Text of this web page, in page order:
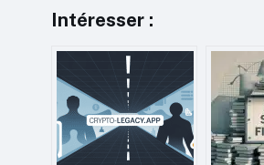
Intéresser :